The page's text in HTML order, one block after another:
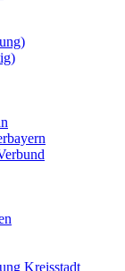
Kreisstadt